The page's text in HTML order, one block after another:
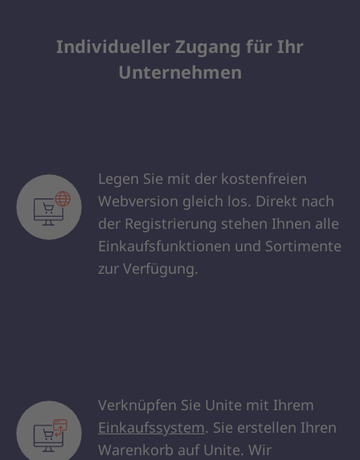
Individueller Zugang für Ihr
Unternehmen
Legen Sie mit der kostenfreien
Webversion gleich los. Direkt nach
der Registrierung stehen Ihnen alle
Einkaufsfunktionen und Sortimente
zur Verfügung.
Verknüpfen Sie Unite mit Ihrem
Einkaufssystem. Sie erstellen Ihren
Warenkorb auf Unite. Wir